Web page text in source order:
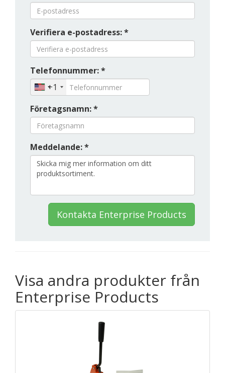
Verifiera e-postadress: *
Telefonnummer: *
+1
Företagsnamn: *
Meddelande: *
Kontakta Enterprise Products
Visa andra produkter från
Enterprise Products